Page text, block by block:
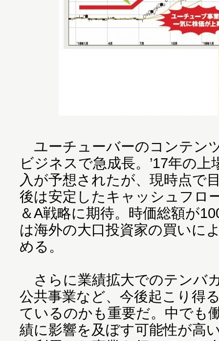
ユーチューバーのコンテン
ビジネスで急成長。’17年の
入が予想されたが、現時点で
後は安定したキャッシュフロ
＆A戦略に期待。時価総額が
は海外の大口投資家の買いに
める。
さらに業績拡大でのテンバ
公共事業など、今後起こり得
ているのかも重要だ。中でも
績に影響を及ぼす可能性が高